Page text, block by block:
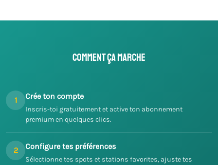
Comment ça marche
1 Crée ton compte
Inscris-toi gratuitement et active ton abonnement
premium en quelques clics.
2 Configure tes préférences
Sélectionne tes spots et stations favorites, ajuste tes